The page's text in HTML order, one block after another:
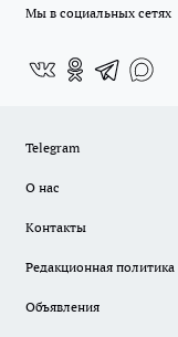
Мы в социальных сетях
Telegram
О нас
Контакты
Редакционная политика
Объявления